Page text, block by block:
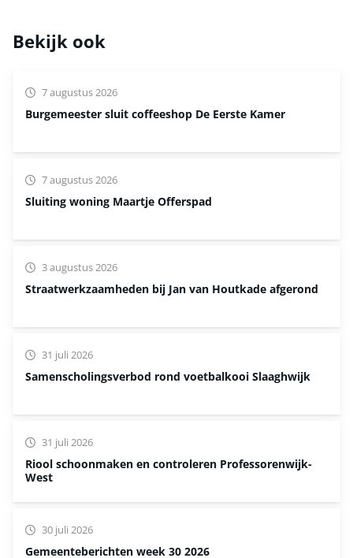
Bekijk ook
Burgemeester sluit coffeeshop De Eerste Kamer
7 augustus 2026
Sluiting woning Maartje Offerspad
7 augustus 2026
Straatwerkzaamheden bij Jan van Houtkade afgerond
3 augustus 2026
Samenscholingsverbod rond voetbalkooi Slaaghwijk
31 juli 2026
Riool schoonmaken en controleren Professorenwijk-
West
31 juli 2026
Gemeenteberichten week 30 2026
30 juli 2026